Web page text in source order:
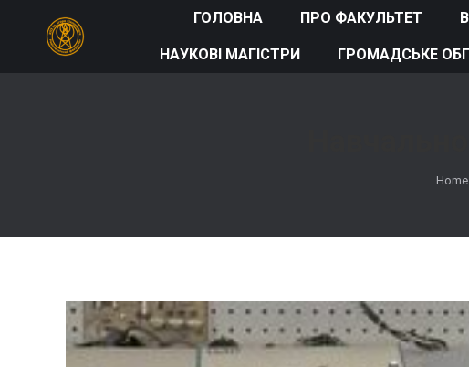
ГОЛОВНА ПРО ФАКУЛЬТЕТ
НАУКОВІ МАГІСТРИ ГРОМАДСЬКЕ
Home